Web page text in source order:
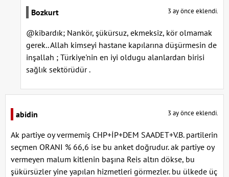
Bozkurt 3 ay önce eklendi.
@kibardık; Nankör, şükürsuz, ekmeksiz, kör olmamak
gerek.. Allah kimseyi hastane kapılarına düşürmesin de
inşallah ; Türkiye'nin en iyi oldugu alanlardan birisi
sağlık sektörüdür .
abidin 3 ay önce eklendi.
Ak partiye oy vermemiş CHP+İP+DEM SAADET+V.B. partilerin
seçmen ORANI % 66,6 ise bu anket doğrudur. ak partiye oy
vermeyen malum kitlenin başına Reis altın dökse, bu
şükürsüzler yine yapılan hizmetleri görmezler. bu ülkede üç